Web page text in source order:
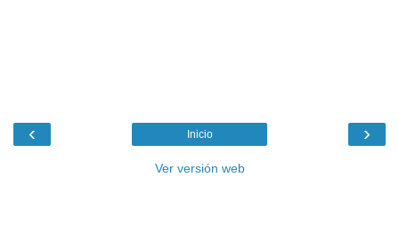
‹ ›
Inicio
Ver versión web